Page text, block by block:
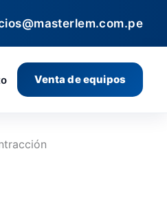
Venta de equipos